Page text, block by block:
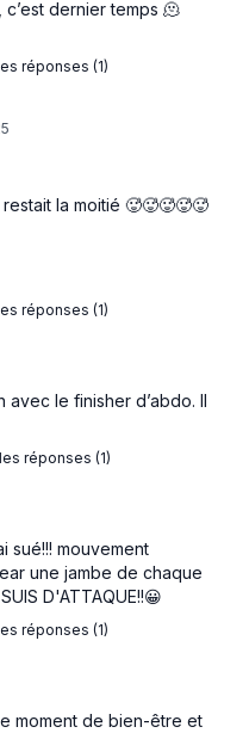
dernier temps 🫠
réponses (1)
la moitié 🥵🥵🥵🥵🥵
réponses (1)
le finisher d’abdo. Il
réponses (1)
sué!!! mouvement
une jambe de chaque
D'ATTAQUE!!😀
réponses (1)
moment de bien-être et